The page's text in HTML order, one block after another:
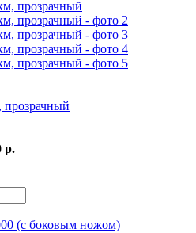
р.
(с боковым ножом)